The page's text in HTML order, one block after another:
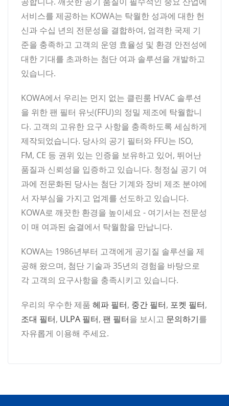
서비스를 제공하는 KOWA는 탁월한 성과에 대한 헌
신과 수십 년의 전문성을 결합하여, 엄격한 국제 기
준을 충족하고 고객의 운영 효율성 및 환경 안전성에
대한 기대를 초과하는 첨단 여과 솔루션을 개발하고
있습니다.
KOWA에서 우리는 먼지 없는 클린룸 HVAC 솔루션
을 위한 팬 필터 유닛(FFU)의 정밀 제조에 탁월합니
다. 고객의 고유한 요구 사항을 충족하도록 세심하게
제작되었습니다. 당사의 공기 필터와 FFU는 ISO,
FM, CE 등 권위 있는 인증을 보유하고 있어, 뛰어난
품질과 신뢰성을 입증하고 있습니다. 청정실 공기 여
과에 전문화된 당사는 첨단 기계와 장비 제조 분야에
서 자부심을 가지고 업계를 선도하고 있습니다.
KOWA로 깨끗한 환경을 높이세요 - 여기서는 전문성
이 매 여과된 숨결에서 탁월함을 만납니다.
KOWA는 1986년부터 고객에게 공기질 솔루션을 제
공해 왔으며, 첨단 기술과 35년의 경험을 바탕으로
각 고객의 요구사항을 충족시키고 있습니다.
우리의 우수한 제품 헤파 필터, 중간 필터, 포켓 필터,
조대 필터, ULPA 필터, 팬 필터을 보시고 문의하기를
자유롭게 이용해 주세요.